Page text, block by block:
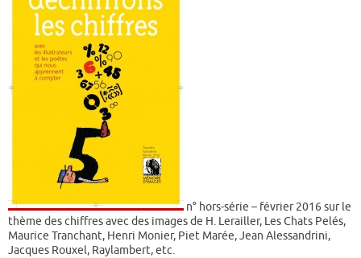
n° hors-série – février 2016 sur le
thème des chiffres avec des images de H. Lerailler, Les Chats Pelés,
Maurice Tranchant, Henri Monier, Piet Marée, Jean Alessandrini,
Jacques Rouxel, Raylambert, etc.